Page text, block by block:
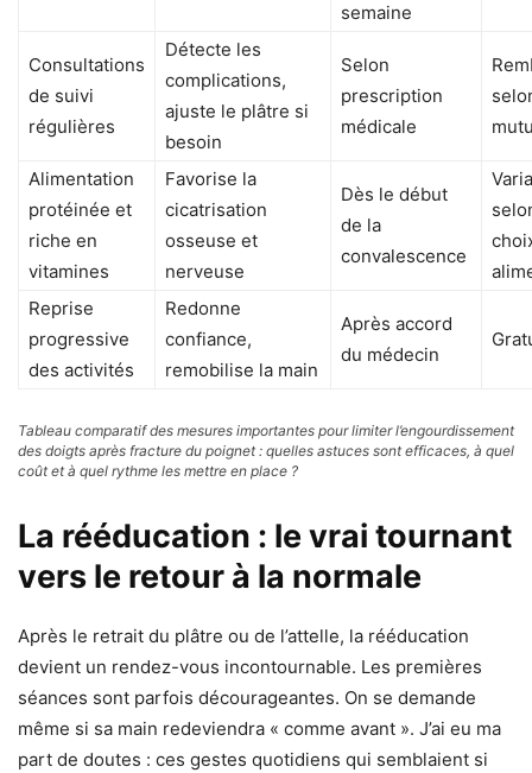
semaine
Consultations
de suivi
régulières
Détecte les
complications,
ajuste le plâtre si
besoin
Selon
prescription
médicale
Alimentation
protéinée et
riche en
vitamines
Favorise la
cicatrisation
osseuse et
nerveuse
Dès le début
de la
convalescence
Reprise
progressive
des activités
Redonne
confiance,
remobilise la main
Après accord
du médecin
Tableau comparatif des mesures importantes pour limiter l’engourdissement
des doigts après fracture du poignet : quelles astuces sont efficaces, à quel
coût et à quel rythme les mettre en place ?
La rééducation : le vrai tournant
vers le retour à la normale
Après le retrait du plâtre ou de l’attelle, la rééducation
devient un rendez-vous incontournable. Les premières
séances sont parfois décourageantes. On se demande
même si sa main redeviendra « comme avant ». J’ai eu ma
part de doutes : ces gestes quotidiens qui semblaient si